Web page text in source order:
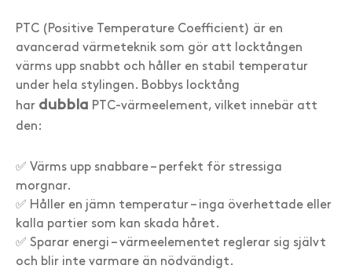
PTC (Positive Temperature Coefficient) är en
avancerad värmeteknik som gör att locktången
värms upp snabbt och håller en stabil temperatur
under hela stylingen. Bobbys locktång
har dubbla PTC-värmeelement, vilket innebär att
den:
✅ Värms upp snabbare – perfekt för stressiga
morgnar.
✅ Håller en jämn temperatur – inga överhettade eller
kalla partier som kan skada håret.
✅ Sparar energi – värmeelementet reglerar sig självt
och blir inte varmare än nödvändigt.